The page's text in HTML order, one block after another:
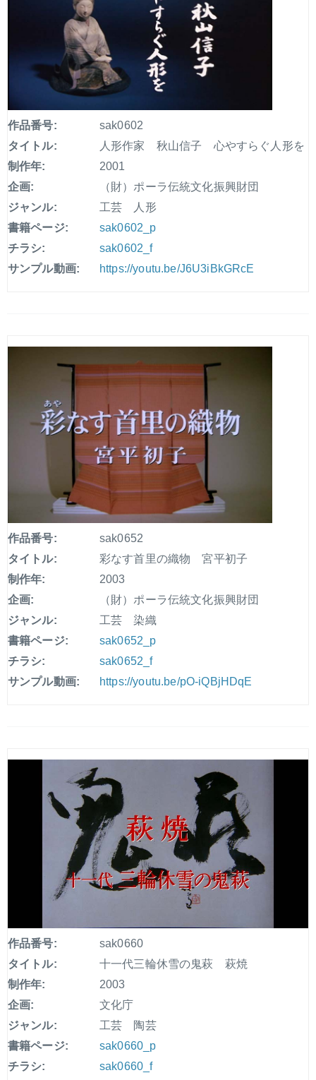
作品番号:
sak0602
タイトル:
人形作家 秋山信子 心やすらぐ人形を
制作年:
2001
企画:
（財）ポーラ伝統文化振興財団
ジャンル:
工芸 人形
書籍ページ:
sak0602_p
チラシ:
sak0602_f
サンプル動画:
https://youtu.be/J6U3iBkGRcE
作品番号:
sak0652
タイトル:
彩なす首里の織物 宮平初子
制作年:
2003
企画:
（財）ポーラ伝統文化振興財団
ジャンル:
工芸 染織
書籍ページ:
sak0652_p
チラシ:
sak0652_f
サンプル動画:
https://youtu.be/pO-iQBjHDqE
作品番号:
sak0660
タイトル:
十一代三輪休雪の鬼萩 萩焼
制作年:
2003
企画:
文化庁
ジャンル:
工芸 陶芸
書籍ページ:
sak0660_p
チラシ:
sak0660_f